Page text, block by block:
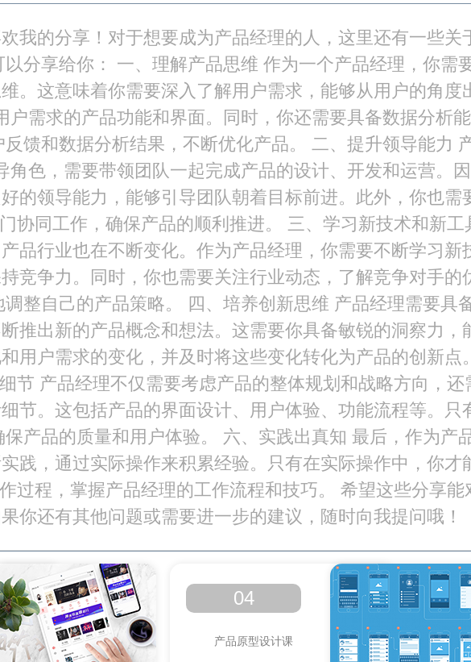
我的分享！对于想要成为产品经理的人，这里还有一些关
以分享给你： 一、理解产品思维 作为一个产品经理，你需
。这意味着你需要深入了解用户需求，能够从用户的角度
户需求的产品功能和界面。同时，你还需要具备数据分析能
反馈和数据分析结果，不断优化产品。 二、提升领导能力
角色，需要带领团队一起完成产品的设计、开发和运营。因
的领导能力，能够引导团队朝着目标前进。此外，你也需
协同工作，确保产品的顺利推进。 三、学习新技术和新工
品行业也在不断变化。作为产品经理，你需要不断学习新
竞争力。同时，你也需要关注行业动态，了解竞争对手的
整自己的产品策略。 四、培养创新思维 产品经理需要具
推出新的产品概念和想法。这需要你具备敏锐的洞察力，
用户需求的变化，并及时将这些变化转化为产品的创新点
节 产品经理不仅需要考虑产品的整体规划和战略方向，还
节。这包括产品的界面设计、用户体验、功能流程等。只
产品的质量和用户体验。 六、实践出真知 最后，作为产
践，通过实际操作来积累经验。只有在实际操作中，你才
过程，掌握产品经理的工作流程和技巧。 希望这些分享能
你还有其他问题或需要进一步的建议，随时向我提问哦！
04
产品原型设计课